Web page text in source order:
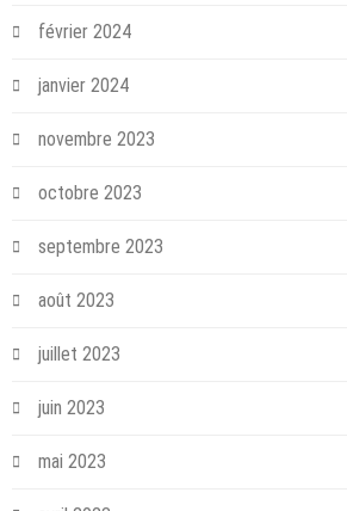
février 2024
janvier 2024
novembre 2023
octobre 2023
septembre 2023
août 2023
juillet 2023
juin 2023
mai 2023